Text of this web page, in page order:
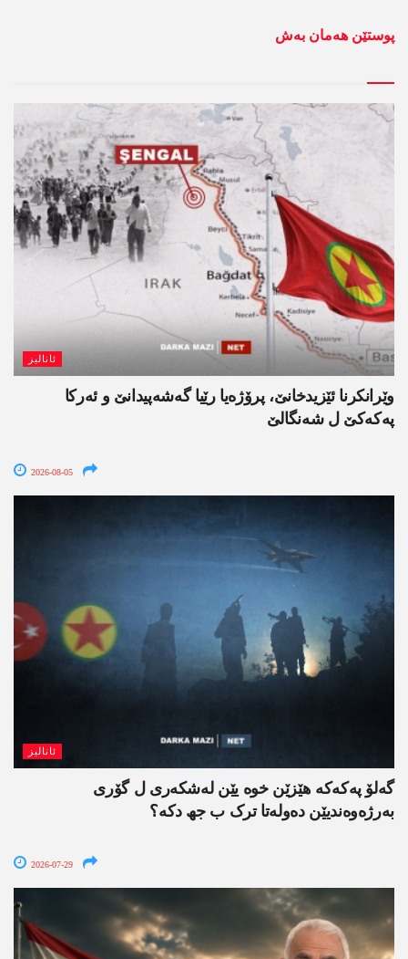
پوستێن ھەمان بەش
ئانالیز
وێرانکرنا ئێزیدخانێ، پرۆژەیا رێیا گەشەپیدانێ و ئەرکا
پەکەکێ ل شەنگالێ
2026-08-05
ئانالیز
گەلۆ پەکەکە ھێزێن خوە یێن لەشکەری ل گۆری
بەرژەوەندیێن دەولەتا ترک ب جھ دکە؟
2026-07-29